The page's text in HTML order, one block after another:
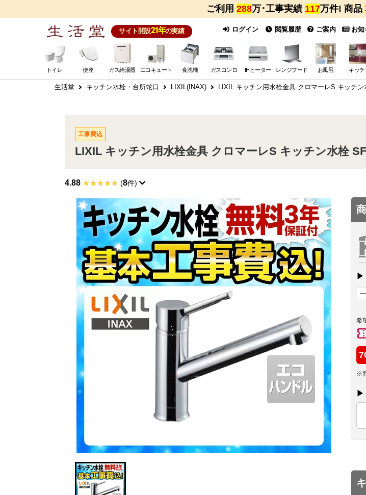
ご利用 288万･工事実績 117万件! 商品
サイト開設21年の実績 ログイン 閲覧履歴 ご案内 お知
トイレ 便座 ガス給湯器 エコキュート 食洗機 ガスコンロ IHヒーター レンジフード お風呂 キッチ
生活堂 キッチン水栓・台所蛇口 LIXIL(INAX) LIXIL キッチン用水栓金具 クロマーレS キッチ
工事費込
LIXIL キッチン用水栓金具 クロマーレS キッチン水栓
4.88 (8件)
▶
希
※
▶